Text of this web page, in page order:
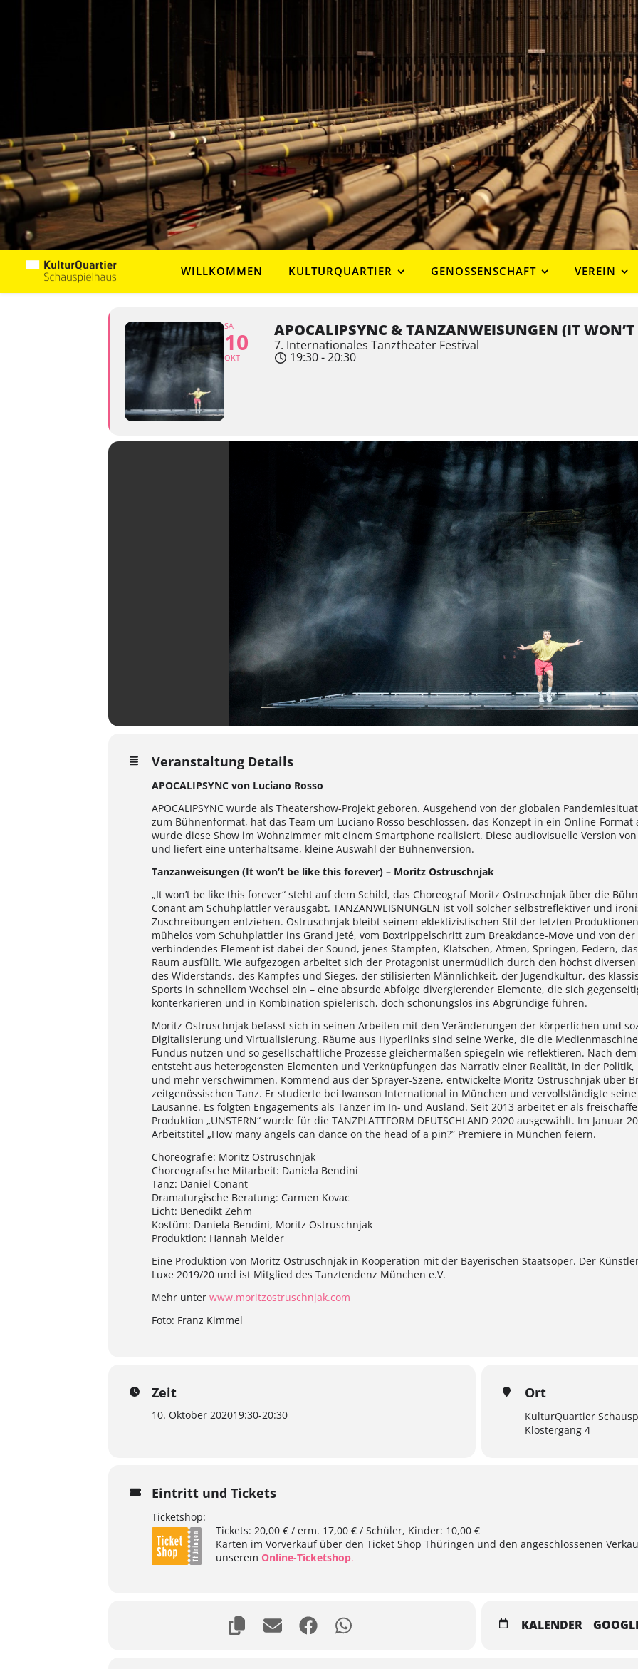
WILLKOMMEN KULTURQUARTIER GENOSSENSCHAFT VEREIN
SA
10
OKT
APOCALIPSYNC & TANZANWEISUNGEN (IT WON’T
7. Internationales Tanztheater Festival
19:30 - 20:30
Veranstaltung Details
APOCALIPSYNC von Luciano Rosso
APOCALIPSYNC wurde als Theatershow-Projekt geboren. Ausgehend von der globalen
zum Bühnenformat, hat das Team um Luciano Rosso beschlossen, das Konzept in ein Online-
wurde diese Show im Wohnzimmer mit einem Smartphone realisiert. Diese audiovisuelle Version von
und liefert eine unterhaltsame, kleine Auswahl der Bühnenversion.
Tanzanweisungen (It won’t be like this forever) – Moritz Ostruschnjak
„It won’t be like this forever“ steht auf dem Schild, das Choreograf Moritz Ostruschnjak über die
Conant am Schuhplattler verausgabt. TANZANWEISNUNGEN ist voll solcher selbstreflektiver und
Zuschreibungen entziehen. Ostruschnjak bleibt seinem eklektizistischen Stil der letzten
mühelos vom Schuhplattler ins Grand Jeté, vom Boxtrippelschritt zum Breakdance-Move und von
verbindendes Element ist dabei der Sound, jenes Stampfen, Klatschen, Atmen, Springen, Federn,
Raum ausfüllt. Wie aufgezogen arbeitet sich der Protagonist unermüdlich durch den höchst
des Widerstands, des Kampfes und Sieges, der stilisierten Männlichkeit, der Jugendkultur, des
Sports in schnellem Wechsel ein – eine absurde Abfolge divergierender Elemente, die sich
konterkarieren und in Kombination spielerisch, doch schonungslos ins Abgründige führen.
Moritz Ostruschnjak befasst sich in seinen Arbeiten mit den Veränderungen der körperlichen und
Digitalisierung und Virtualisierung. Räume aus Hyperlinks sind seine Werke, die die
Fundus nutzen und so gesellschaftliche Prozesse gleichermaßen spiegeln wie reflektieren. Nach
entsteht aus heterogensten Elementen und Verknüpfungen das Narrativ einer Realität, in der
und mehr verschwimmen. Kommend aus der Sprayer-Szene, entwickelte Moritz Ostruschnjak über
zeitgenössischen Tanz. Er studierte bei Iwanson International in München und vervollständigte
Lausanne. Es folgten Engagements als Tänzer im In- und Ausland. Seit 2013 arbeitet er als
Produktion „UNSTERN“ wurde für die TANZPLATTFORM DEUTSCHLAND 2020 ausgewählt. Im
Arbeitstitel „How many angels can dance on the head of a pin?” Premiere in München feiern.
Choreografie: Moritz Ostruschnjak
Choreografische Mitarbeit: Daniela Bendini
Tanz: Daniel Conant
Dramaturgische Beratung: Carmen Kovac
Licht: Benedikt Zehm
Kostüm: Daniela Bendini, Moritz Ostruschnjak
Produktion: Hannah Melder
Eine Produktion von Moritz Ostruschnjak in Kooperation mit der Bayerischen Staatsoper. Der
Luxe 2019/20 und ist Mitglied des Tanztendenz München e.V.
Mehr unter www.moritzostruschnjak.com
Foto: Franz Kimmel
Zeit
10. Oktober 202019:30-20:30
Ort
KulturQuartier
Klostergang 4
Eintritt und Tickets
Ticketshop:
Tickets: 20,00 € / erm. 17,00 € / Schüler, Kinder: 10,00 €
Karten im Vorverkauf über den Ticket Shop Thüringen und den angeschlossenen
unserem Online-Ticketshop.
KALENDER